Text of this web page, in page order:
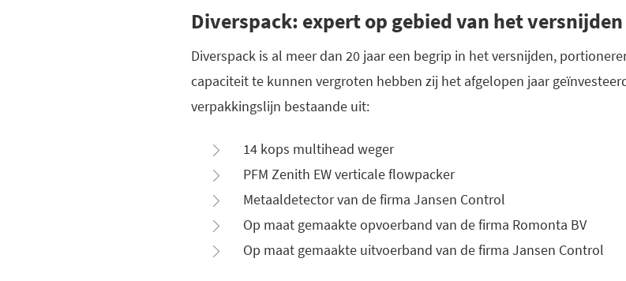
Diverspack: expert op gebied van het
Diverspack is al meer dan 20 jaar een begrip in het versnijden,
capaciteit te kunnen vergroten hebben zij het afgelopen jaar
verpakkingslijn bestaande uit:
14 kops multihead weger
PFM Zenith EW verticale flowpacker
Metaaldetector van de firma Jansen Control
Op maat gemaakte opvoerband van de firma Romonta BV
Op maat gemaakte uitvoerband van de firma Jansen Control